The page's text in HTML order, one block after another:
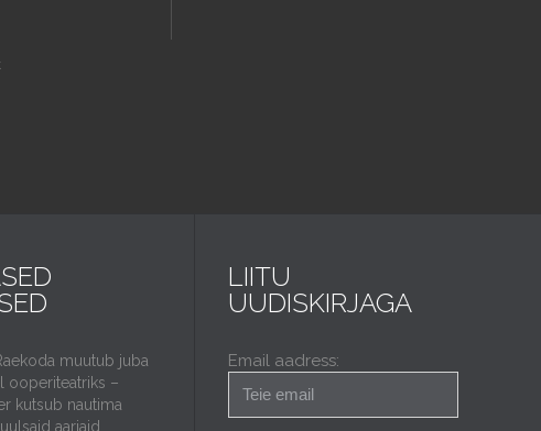
muutub juba
ooperiteatriks –
kutsub nautima
aariaid
LIITU
UUDISKIRJAGA
Email aadress: